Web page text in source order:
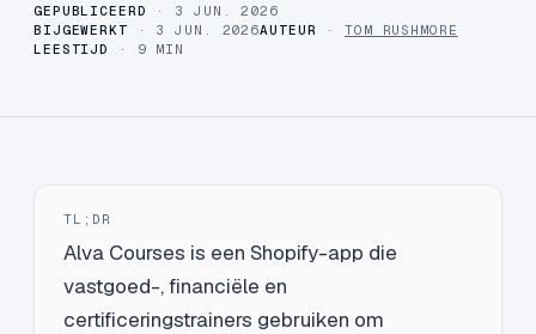
GEPUBLICEERD
· 3 JUN. 2026
BIJGEWERKT · 3 JUN. 2026AUTEUR ·TOM RUSHMORE
LEESTIJD
· 9 MIN
TL;DR
Alva Courses is een Shopify-app die
vastgoed-, financiële en
certificeringstrainers gebruiken om